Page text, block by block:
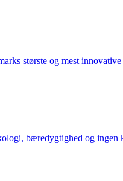
største og mest
bæredygtighed og